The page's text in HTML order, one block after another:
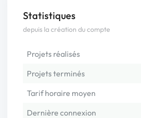
Statistiques
depuis la création du compte
Projets réalisés
Projets terminés
Tarif horaire moyen
Dernière connexion